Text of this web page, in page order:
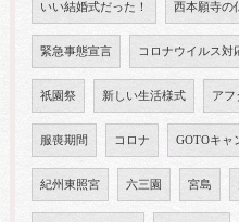
いい結婚式だった！ 西本願寺の
緊急事態宣言 コロナウイルス対
祇園祭 新しい生活様式 アフ
服喪期間 コロナ GOTOキャ
紀州東照宮 六三園 宮島